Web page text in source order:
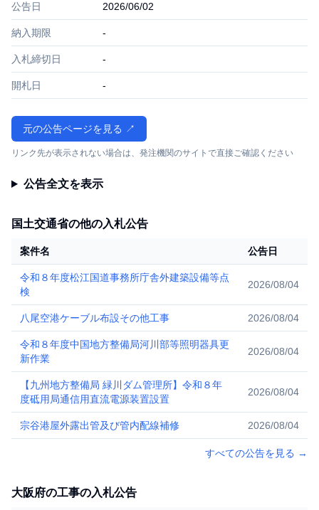
公告日 2026/06/02
納入期限 -
入札締切日 -
開札日 -
元の公告ページを見る ↗
リンク先が表示されない場合は、発注機関のサイトで直接ご確認ください
公告全文を表示
国土交通省の他の入札公告
案件名 公告日
令和８年度松江国道事務所庁舎外建築設備等点
検
2026/08/04
八尾空港ケーブル布設その他工事 2026/08/04
令和８年度中国地方整備局河川部等照明器具更
新作業
2026/08/04
【九州地方整備局 緑川ダム管理所】令和８年
度砥用局通信用直流電源装置設置
2026/08/04
宗谷港屋外露出管及び管内配線補修 2026/08/04
すべての公告を見る →
大阪府の工事の入札公告